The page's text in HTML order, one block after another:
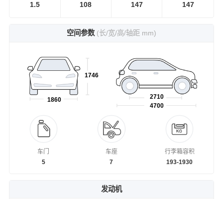
1.5
108
147
147
空间参数 (长/宽/高/轴距 mm)
1860
1746
4700
2710
车门
5
车座
7
行李箱容积
193-1930
发动机